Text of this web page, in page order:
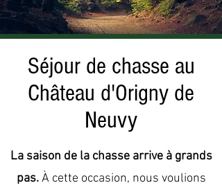
Séjour de chasse au
Château d'Origny de
Neuvy
La saison de la chasse arrive à grands
pas.À cette occasion, nous voulions